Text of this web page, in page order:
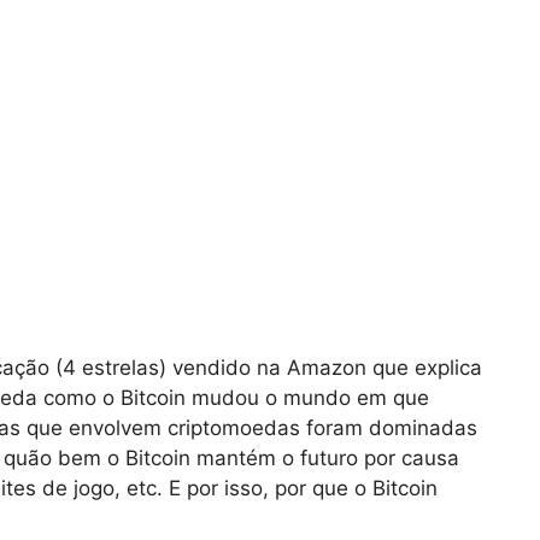
(4 estrelas) vendido na Amazon que explica
como o Bitcoin mudou o mundo em que
que envolvem criptomoedas foram dominadas
bem o Bitcoin mantém o futuro por causa
de jogo, etc. E por isso, por que o Bitcoin